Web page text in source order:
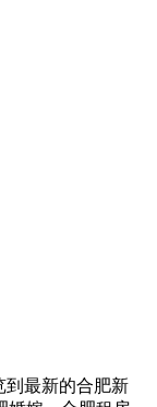
到最新的合肥新